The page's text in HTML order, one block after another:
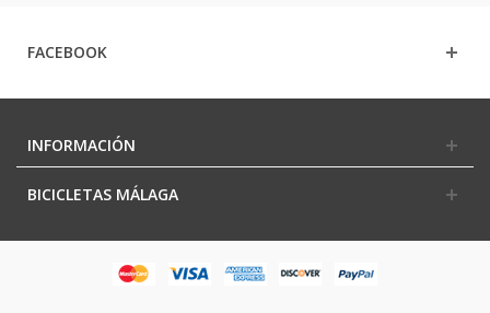
FACEBOOK
INFORMACIÓN
BICICLETAS MÁLAGA